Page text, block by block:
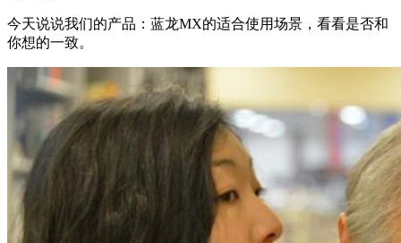
今天说说我们的产品：蓝龙MX的适合使用场景，看看是否和
你想的一致。